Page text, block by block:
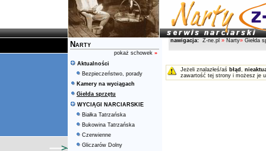
Narty
pokaż schowek »
Aktualności
Bezpieczeństwo, porady
Kamery na wyciągach
Giełda sprzętu
WYCIĄGI NARCIARSKIE
Białka Tatrzańska
Bukowina Tatrzańska
Czerwienne
Gliczarów Dolny
nawigacja: Z-ne.pl » Narty» Giełda
Jeżeli znalazłeś/aś błąd ,
zawartość tej strony i możesz je